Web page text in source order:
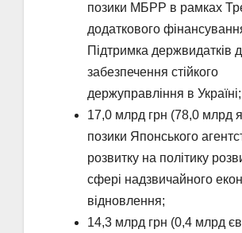
позики МБРР в рамках
додаткового
Підтримка держвидатків
забезпечення стійкого
держуправління в Україні;
17,0 млрд грн (78,0 млрд
позики Японського
розвитку на політику
сфері надзвичайного
відновлення;
14,3 млрд грн (0,4 млрд